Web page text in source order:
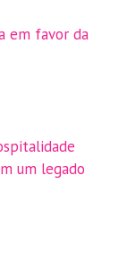
em favor da
um legado